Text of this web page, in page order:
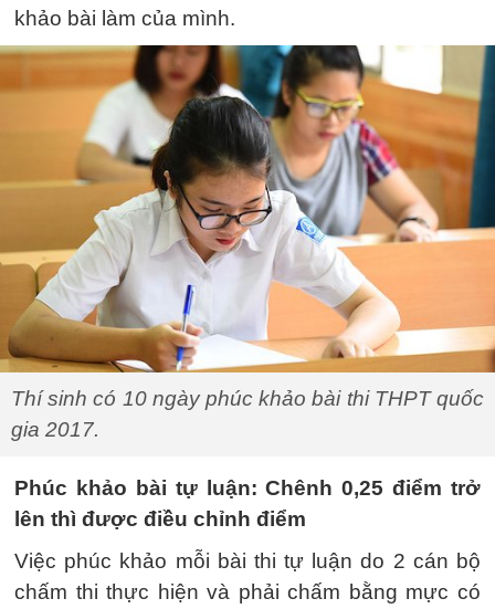
khảo bài làm của mình.
Thí sinh có 10 ngày phúc khảo bài thi THPT quốc
gia 2017.
Phúc khảo bài tự luận: Chênh 0,25 điểm trở
lên thì được điều chỉnh điểm
Việc phúc khảo mỗi bài thi tự luận do 2 cán bộ
chấm thi thực hiện và phải chấm bằng mực có